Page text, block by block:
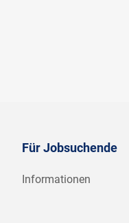
Für Jobsuchende
Informationen